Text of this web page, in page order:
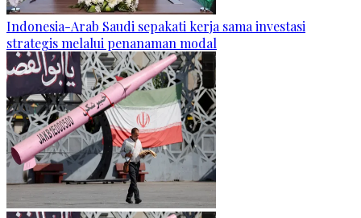
Indonesia-Arab Saudi sepakati kerja sama investasi
strategis melalui penanaman modal